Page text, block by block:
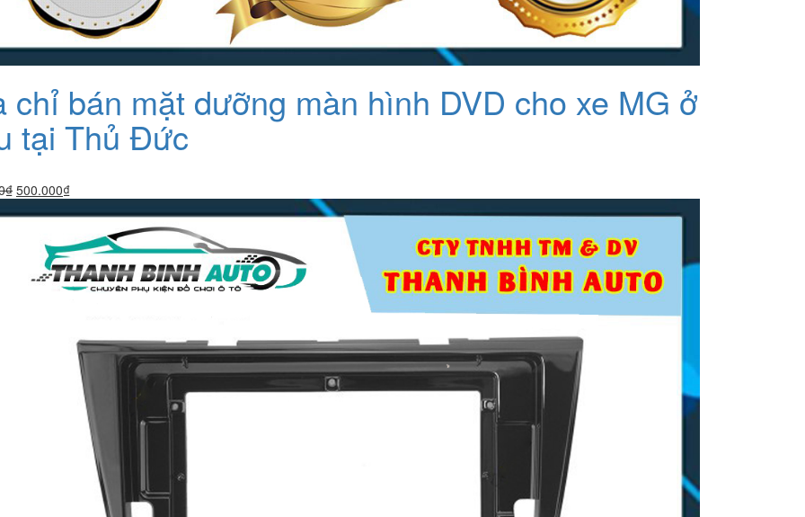
chỉ bán mặt dưỡng màn hình DVD cho xe MG ở
tại Thủ Đức
₫ Giá
800.000₫.
500.000₫Giá
là:
500.000₫.